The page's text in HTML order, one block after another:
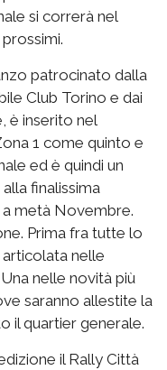
si correrà nel
patrocinato dalla
Club Torino e dai
è inserito nel
1 come quinto e
ed è quindi un
finalissima
metà Novembre.
Prima fra tutte lo
nelle
nelle novità più
saranno allestite la
il quartier generale.
il Rally Città